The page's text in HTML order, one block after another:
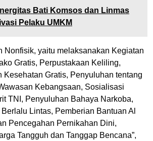
Bati Komsos dan Linmas
Pelaku UMKM
Nonfisik, yaitu melaksanakan Kegiatan
Gratis, Perpustakaan Keliling,
Kesehatan Gratis, Penyuluhan tentang
Kebangsaan, Sosialisasi
TNI, Penyuluhan Bahaya Narkoba,
Lintas, Pemberian Bantuan Al
Pencegahan Pernikahan Dini,
Tangguh dan Tanggap Bencana”,